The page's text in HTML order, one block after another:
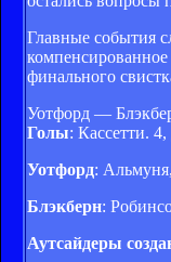
Главные события
финального
Уотфорд —
Голы: Кассетти.
Уотфорд:
Блэкберн:
Аутсайдеры